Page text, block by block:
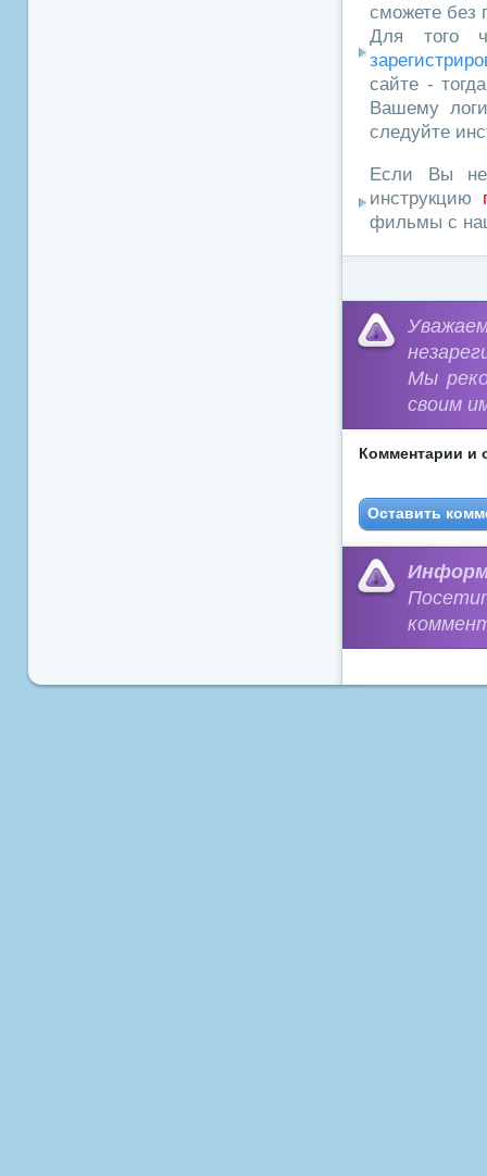
сможете без
Для того
сайте -
Вашему
следуйте
Если Вы не
инструкцию
фильмы с
Мы
своим
Комментарии и
Оставить